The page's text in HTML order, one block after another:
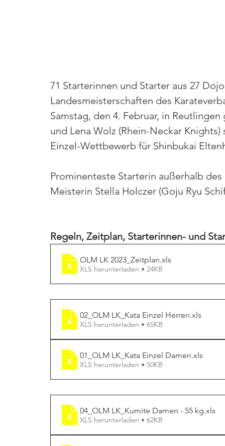
71 Starterinnen und Starter aus 27
Landesmeisterschaften des
Samstag, den 4. Februar, in
und Lena Wolz (Rhein-Neckar
Einzel-Wettbewerb für Shinbukai
Prominenteste Starterin außerhalb
Meisterin Stella Holczer (Goju Ryu
Regeln, Zeitplan, Starterinnen- und
OLM LK 2023_Zeitplan.xls
XLS herunterladen • 24KB
02_OLM LK_Kata Einzel Herren.xls
XLS herunterladen • 65KB
01_OLM LK_Kata Einzel Damen.xls
XLS herunterladen • 50KB
04_OLM LK_Kumite Damen - 55 kg.xls
XLS herunterladen • 62KB